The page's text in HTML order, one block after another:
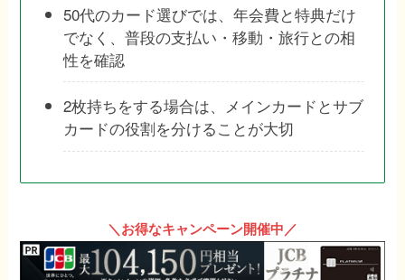
50代のカード選びでは、年会費と特典だけ
でなく、普段の支払い・移動・旅行との相
性を確認
2枚持ちをする場合は、メインカードとサブ
カードの役割を分けることが大切
＼お得なキャンペーン開催中／